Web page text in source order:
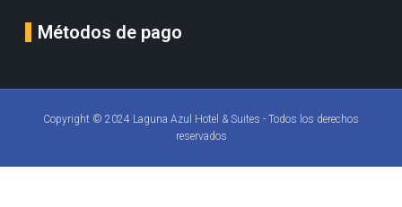
Métodos de pago
Copyright © 2024 Laguna Azul Hotel & Suites - Todos los derechos
reservados